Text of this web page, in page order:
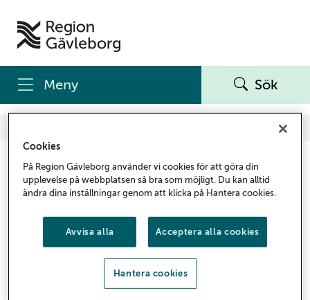
Meny Sök
För politiker
Du som förtroendevald politiker inom Region
Gävleborg hittar information på vår
samverkanswebb.
För politiker – Samverkanswebben
Du som har en länk till den här sidan kan göra om den så
Cookies
På Region Gävleborg använder vi cookies för att göra din
upplevelse på webbplatsen så bra som möjligt. Du kan alltid
ändra dina inställningar genom att klicka på Hantera cookies.
Avvisa alla Acceptera alla cookies
Hantera cookies